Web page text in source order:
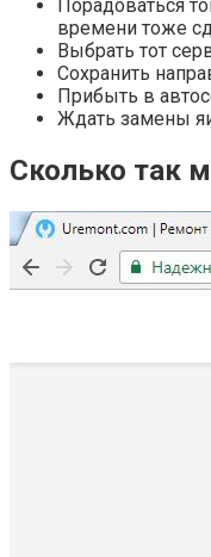
Порадоваться
времени тоже
Выбрать тот
Сохранить
Прибыть в
Ждать замены
Сколько так